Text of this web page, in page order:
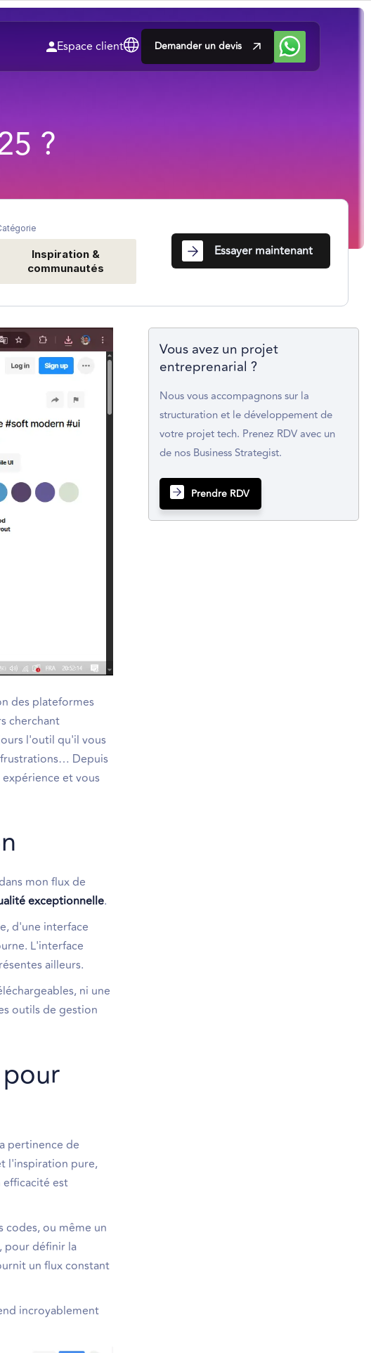
Espace client Demander un devis
?
Inspiration &
communautés
Essayer maintenant
des plateformes
cherchant
l'outil qu'il vous
Depuis
et vous
mon flux de
exceptionnelle.
d'une interface
L'interface
ailleurs.
ni une
outils de gestion
pertinence de
l'inspiration pure,
est
codes, ou même un
pour définir la
un flux constant
incroyablement
Vous avez un projet
entreprenarial ?
Nous vous accompagnons sur la
structuration et le développement de
votre projet tech. Prenez RDV avec un
de nos Business Strategist.
Prendre RDV